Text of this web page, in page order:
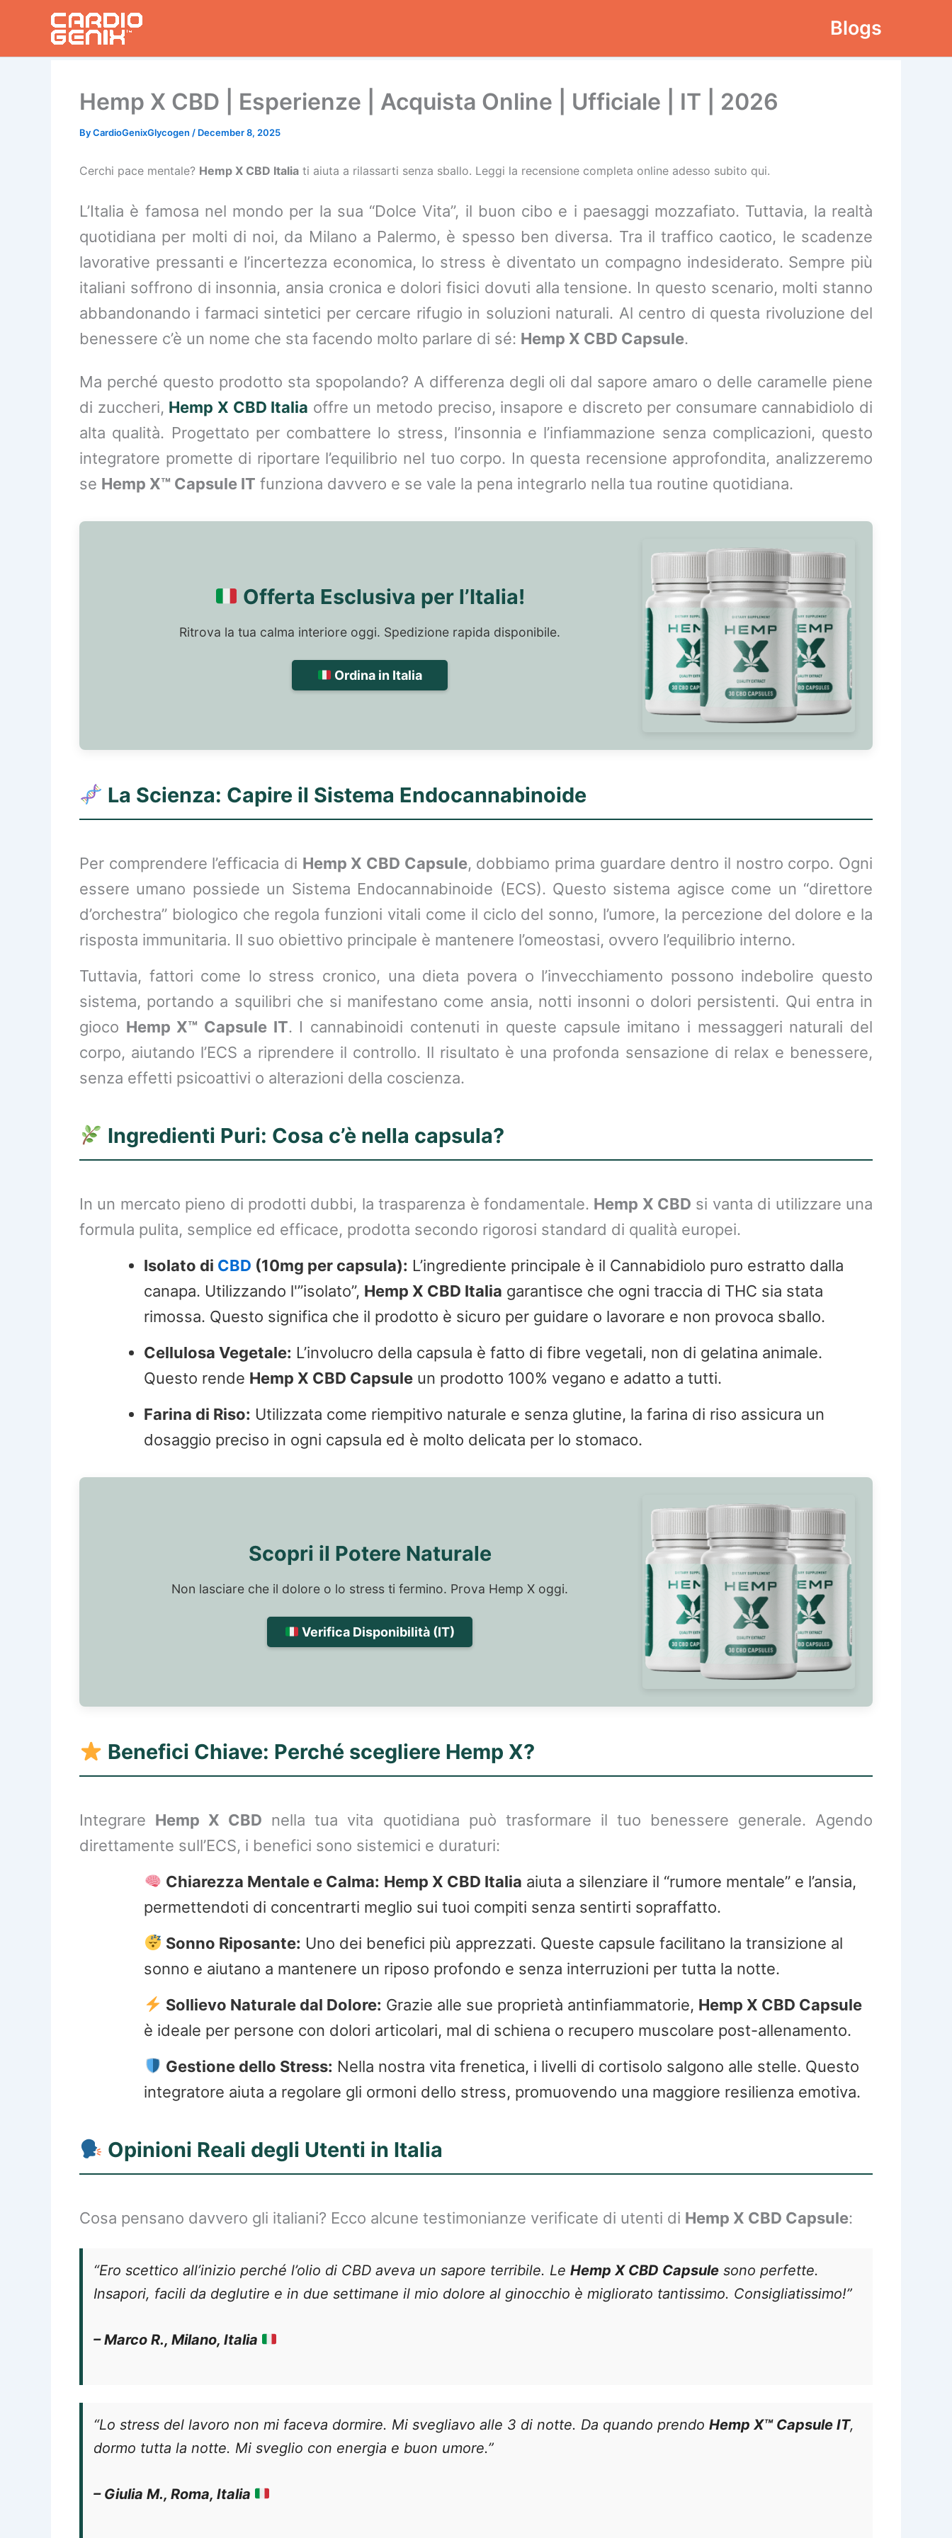
Blogs
Hemp X CBD | Esperienze | Acquista Online | Ufficiale | IT | 2026
ByCardioGenixGlycogen / December 8, 2025
Cerchi pace mentale? Hemp X CBD Italia ti aiuta a rilassarti senza sballo. Leggi la recensione completa online adesso subito qui.
L’Italia è famosa nel mondo per la sua “Dolce Vita”, il buon cibo e i paesaggi mozzafiato. Tuttavia, la realtà
quotidiana per molti di noi, da Milano a Palermo, è spesso ben diversa. Tra il traffico caotico, le scadenze
lavorative pressanti e l’incertezza economica, lo stress è diventato un compagno indesiderato. Sempre più
italiani soffrono di insonnia, ansia cronica e dolori fisici dovuti alla tensione. In questo scenario, molti stanno
abbandonando i farmaci sintetici per cercare rifugio in soluzioni naturali. Al centro di questa rivoluzione del
benessere c’è un nome che sta facendo molto parlare di sé: Hemp X CBD Capsule.
Ma perché questo prodotto sta spopolando? A differenza degli oli dal sapore amaro o delle caramelle piene
di zuccheri, Hemp X CBD Italia offre un metodo preciso, insapore e discreto per consumare cannabidiolo di
alta qualità. Progettato per combattere lo stress, l’insonnia e l’infiammazione senza complicazioni, questo
integratore promette di riportare l’equilibrio nel tuo corpo. In questa recensione approfondita, analizzeremo
se Hemp X™ Capsule IT funziona davvero e se vale la pena integrarlo nella tua routine quotidiana.
Offerta Esclusiva per l’Italia!
Ritrova la tua calma interiore oggi. Spedizione rapida disponibile.
Ordina in Italia
La Scienza: Capire il Sistema Endocannabinoide
Per comprendere l’efficacia di Hemp X CBD Capsule, dobbiamo prima guardare dentro il nostro corpo. Ogni
essere umano possiede un Sistema Endocannabinoide (ECS). Questo sistema agisce come un “direttore
d’orchestra” biologico che regola funzioni vitali come il ciclo del sonno, l’umore, la percezione del dolore e la
risposta immunitaria. Il suo obiettivo principale è mantenere l’omeostasi, ovvero l’equilibrio interno.
Tuttavia, fattori come lo stress cronico, una dieta povera o l’invecchiamento possono indebolire questo
sistema, portando a squilibri che si manifestano come ansia, notti insonni o dolori persistenti. Qui entra in
gioco Hemp X™ Capsule IT. I cannabinoidi contenuti in queste capsule imitano i messaggeri naturali del
corpo, aiutando l’ECS a riprendere il controllo. Il risultato è una profonda sensazione di relax e benessere,
senza effetti psicoattivi o alterazioni della coscienza.
Ingredienti Puri: Cosa c’è nella capsula?
In un mercato pieno di prodotti dubbi, la trasparenza è fondamentale. Hemp X CBD si vanta di utilizzare una
formula pulita, semplice ed efficace, prodotta secondo rigorosi standard di qualità europei.
Isolato di CBD (10mg per capsula): L’ingrediente principale è il Cannabidiolo puro estratto dalla
canapa. Utilizzando l'”isolato”, Hemp X CBD Italia garantisce che ogni traccia di THC sia stata
rimossa. Questo significa che il prodotto è sicuro per guidare o lavorare e non provoca sballo.
Cellulosa Vegetale: L’involucro della capsula è fatto di fibre vegetali, non di gelatina animale.
Questo rende Hemp X CBD Capsule un prodotto 100% vegano e adatto a tutti.
Farina di Riso: Utilizzata come riempitivo naturale e senza glutine, la farina di riso assicura un
dosaggio preciso in ogni capsula ed è molto delicata per lo stomaco.
Scopri il Potere Naturale
Non lasciare che il dolore o lo stress ti fermino. Prova Hemp X oggi.
Verifica Disponibilità (IT)
Benefici Chiave: Perché scegliere Hemp X?
Integrare Hemp X CBD nella tua vita quotidiana può trasformare il tuo benessere generale. Agendo
direttamente sull’ECS, i benefici sono sistemici e duraturi:
Chiarezza Mentale e Calma: Hemp X CBD Italia aiuta a silenziare il “rumore mentale” e l’ansia,
permettendoti di concentrarti meglio sui tuoi compiti senza sentirti sopraffatto.
Sonno Riposante: Uno dei benefici più apprezzati. Queste capsule facilitano la transizione al
sonno e aiutano a mantenere un riposo profondo e senza interruzioni per tutta la notte.
Sollievo Naturale dal Dolore: Grazie alle sue proprietà antinfiammatorie, Hemp X CBD Capsule
è ideale per persone con dolori articolari, mal di schiena o recupero muscolare post-allenamento.
Gestione dello Stress: Nella nostra vita frenetica, i livelli di cortisolo salgono alle stelle. Questo
integratore aiuta a regolare gli ormoni dello stress, promuovendo una maggiore resilienza emotiva.
Opinioni Reali degli Utenti in Italia
Cosa pensano davvero gli italiani? Ecco alcune testimonianze verificate di utenti di Hemp X CBD Capsule:
“Ero scettico all’inizio perché l’olio di CBD aveva un sapore terribile. Le Hemp X CBD Capsule sono perfette.
Insapori, facili da deglutire e in due settimane il mio dolore al ginocchio è migliorato tantissimo. Consigliatissimo!”
– Marco R., Milano, Italia
“Lo stress del lavoro non mi faceva dormire. Mi svegliavo alle 3 di notte. Da quando prendo Hemp X™ Capsule IT,
dormo tutta la notte. Mi sveglio con energia e buon umore.”
– Giulia M., Roma, Italia